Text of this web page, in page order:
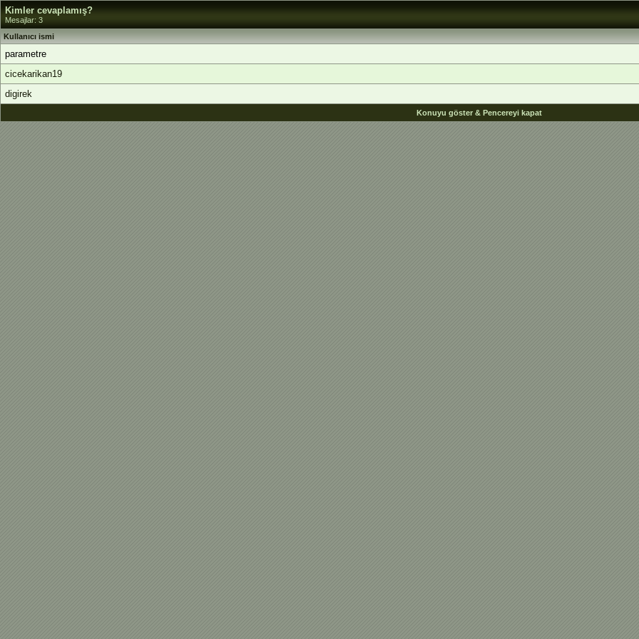
Kimler cevaplamış?
Mesajlar: 3
Kullanıcı ismi
parametre
cicekarikan19
digirek
Konuyu göster & Pencereyi kapat